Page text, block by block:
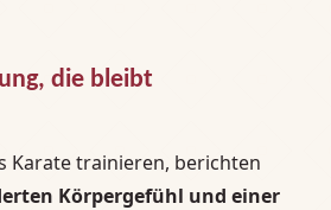
die bleibt
Karate trainieren, berichten
Körpergefühl und einer